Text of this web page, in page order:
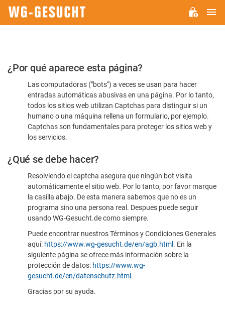
Por
favor,
confirme
humano
¿Por qué aparece esta página?
Las computadoras ("bots") a veces se usan para hacer
entradas automáticas abusivas en una página. Por lo tanto,
todos los sitios web utilizan Captchas para distinguir si un
humano o una máquina rellena un formulario, por ejemplo.
Captchas son fundamentales para proteger los sitios web y
los servicios.
¿Qué se debe hacer?
Resolviendo el captcha asegura que ningún bot visita
automáticamente el sitio web. Por lo tanto, por favor marque
la casilla abajo. De esta manera sabemos que no es un
programa sino una persona real. Despues puede seguir
usando WG-Gesucht.de como siempre.
Puede encontrar nuestros Términos y Condiciones Generales
aquí: https://www.wg-gesucht.de/en/agb.html . En la
siguiente página se ofrece más información sobre la
protección de datos: https://www.wg-
gesucht.de/en/datenschutz.html .
Gracias por su ayuda.